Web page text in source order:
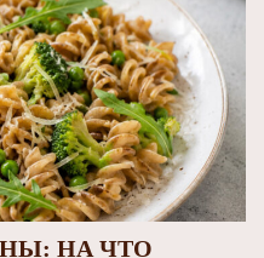
НА ЧТО